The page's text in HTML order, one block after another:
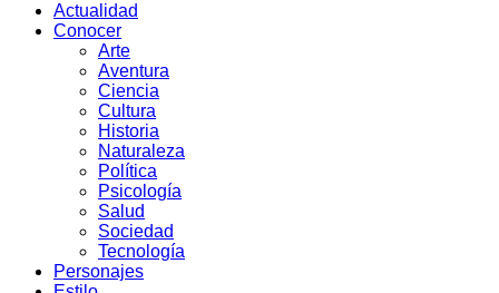
Actualidad
Conocer
Arte
Aventura
Ciencia
Cultura
Historia
Naturaleza
Política
Psicología
Salud
Sociedad
Tecnología
Personajes